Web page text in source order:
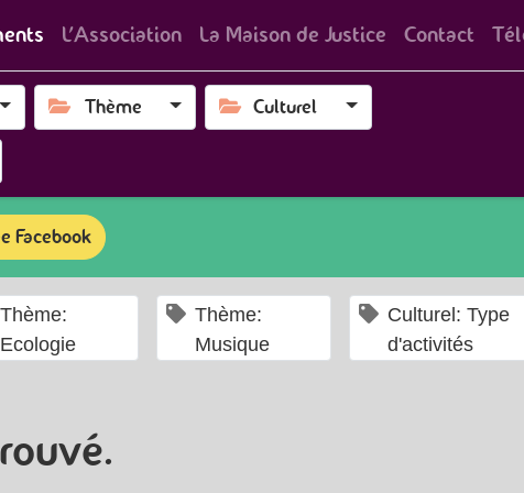
L'Association La Maison de Justice Contact
Thème Culturel
Facebook
Thème:
Ecologie
Thème:
Musique
Culturel: Type
d'activités